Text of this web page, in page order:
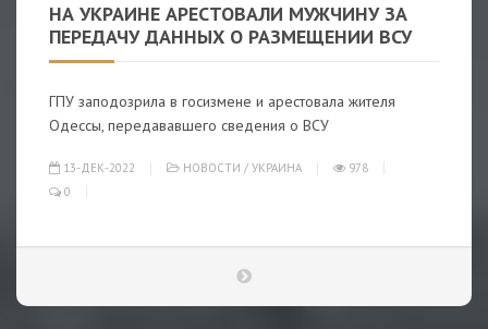
НА УКРАИНЕ АРЕСТОВАЛИ МУЖЧИНУ ЗА
ПЕРЕДАЧУ ДАННЫХ О РАЗМЕЩЕНИИ ВСУ
ГПУ заподозрила в госизмене и арестовала жителя
Одессы, передававшего сведения о ВСУ
13-ДЕК-2022 НОВОСТИ / УКРАИНА
978
0